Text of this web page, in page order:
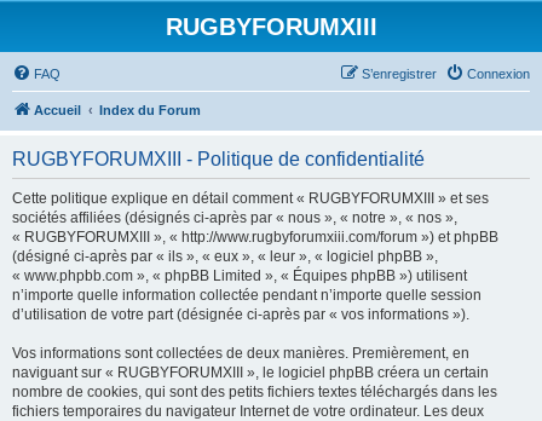
RUGBYFORUMXIII
FAQ Connexion
S’enregistrer
Accueil Index du Forum
RUGBYFORUMXIII - Politique de confidentialité
Cette politique explique en détail comment « RUGBYFORUMXIII » et ses
sociétés affiliées (désignés ci-après par « nous », « notre », « nos »,
« RUGBYFORUMXIII », « http://www.rugbyforumxiii.com/forum ») et phpBB
(désigné ci-après par « ils », « eux », « leur », « logiciel phpBB »,
« www.phpbb.com », « phpBB Limited », « Équipes phpBB ») utilisent
n’importe quelle information collectée pendant n’importe quelle session
d’utilisation de votre part (désignée ci-après par « vos informations »).
Vos informations sont collectées de deux manières. Premièrement, en
naviguant sur « RUGBYFORUMXIII », le logiciel phpBB créera un certain
nombre de cookies, qui sont des petits fichiers textes téléchargés dans les
fichiers temporaires du navigateur Internet de votre ordinateur. Les deux